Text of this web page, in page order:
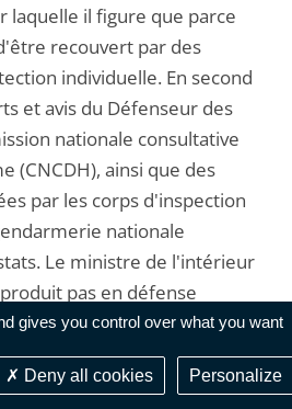
gives you control over what you want
Deny all cookies Personalize
laquelle il figure que parce
recouvert par des
individuelle. En second
et avis du Défenseur des
nationale consultative
(CNCDH), ainsi que des
par les corps d'inspection
nationale
Le ministre de l'intérieur
pas en défense
contredire l'ampleur de ces
apparent de l'identifiant
à indiquer qu'il procède